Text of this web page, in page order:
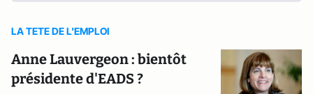
LA TETE DE L'EMPLOI
Anne Lauvergeon : bientôt
présidente d'EADS ?